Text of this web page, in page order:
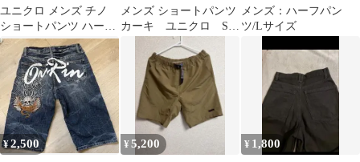
ユニクロ メンズ チノ
ショートパンツ ハーフ
パンツ L 綿100%
メンズ ショートパンツ
カーキ ユニクロ Sサ
メンズ：ハーフパン
ツ/Lサイズ
¥2,500 ¥5,200 ¥ 1,800